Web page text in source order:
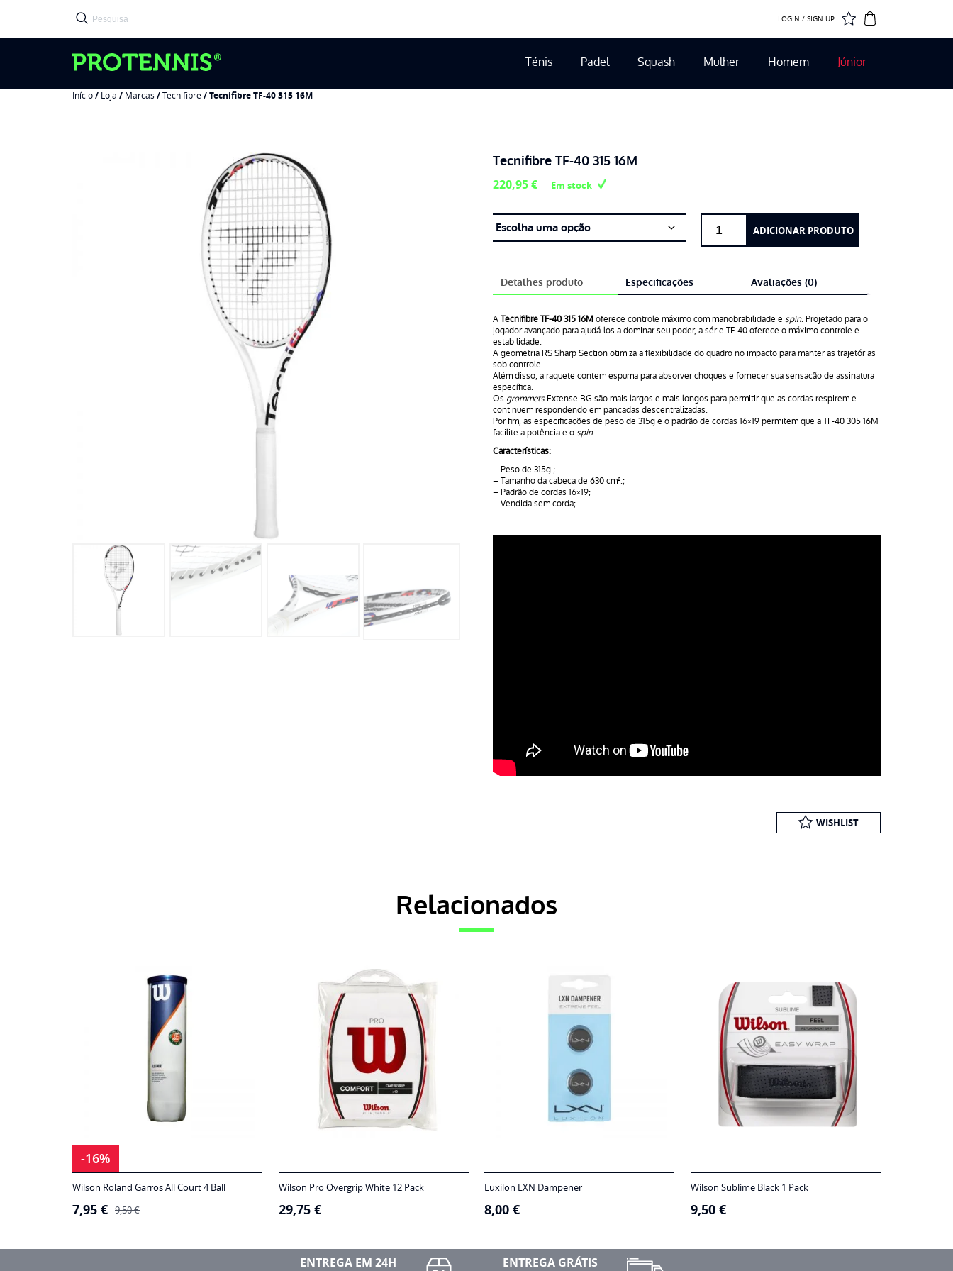
LOGIN / SIGN UP
Ténis Padel Squash Mulher Homem Júnior
Início/ Loja / Marcas /Tecnifibre/ Tecnifibre TF-40 315 16M
Tecnifibre TF-40 315 16M
220,95€ Em stock
16M
ADICIONAR PRODUTO
Detalhes produto Especificações Avaliações (0)
ATecnifibre TF-40 315 16M oferece controle máximo com manobrabilidade e spin. Projetado para o
jogador avançado para ajudá-los a dominar seu poder, a série TF-40 oferece o máximo controle e
estabilidade.
A geometria RS Sharp Section otimiza a flexibilidade do quadro no impacto para manter as trajetórias
sob controle.
Além disso, a raquete contem espuma para absorver choques e fornecer sua sensação de assinatura
específica.
Os grommetsExtense BG são mais largos e mais longos para permitir que as cordas respirem e
continuem respondendo em pancadas descentralizadas.
Por fim, as especificações de peso de 315g e o padrão de cordas 16×19 permitem que a TF-40 305 16M
facilite a potência e ospin.
Características:
– Peso de 315g ;
– Tamanho da cabeça de 630 cm².;
– Padrão de cordas 16×19;
– Vendida sem corda;
WISHLIST
Relacionados
-16%
Wilson Roland Garros All Court 4 Ball
9,50€
O
preço
7,95 €
O
preço
Wilson Pro Overgrip White 12 Pack
29,75 €
Luxilon LXN Dampener
8,00€
Wilson Sublime Black 1 Pack
9,50€
ENTREGA EM 24H ENTREGA GRÁTIS